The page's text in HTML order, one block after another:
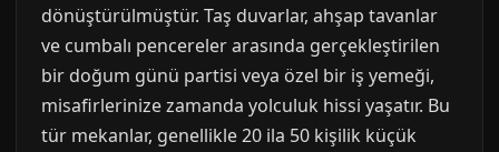
dönüştürülmüştür. Taş duvarlar, ahşap tavanlar
ve cumbalı pencereler arasında gerçekleştirilen
bir doğum günü partisi veya özel bir iş yemeği,
misafirlerinize zamanda yolculuk hissi yaşatır. Bu
tür mekanlar, genellikle 20 ila 50 kişilik küçük